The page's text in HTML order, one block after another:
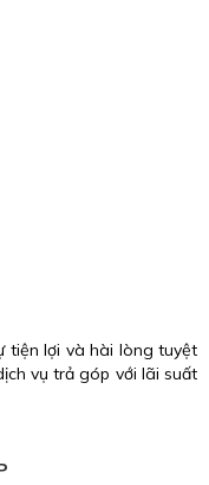
tiện lợi và hài lòng tuyệt
vụ trả góp với lãi suất